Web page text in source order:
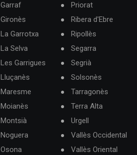
Garraf
Gironès
La Garrotxa
La Selva
Les Garrigues
Lluçanès
Maresme
Moianès
Montsià
Noguera
Osona
Priorat
Ribera d'Ebre
Ripollès
Segarra
Segrià
Solsonès
Tarragonès
Terra Alta
Urgell
Vallès Occidental
Vallès Oriental